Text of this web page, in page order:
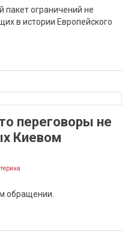
ограничений не
в истории Европейского
переговоры не
Киевом
обращении.